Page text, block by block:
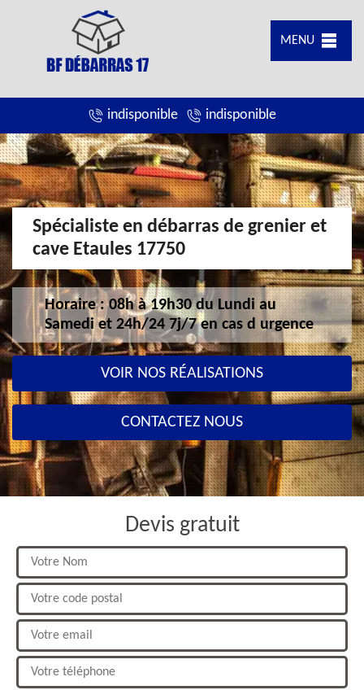
MENU
indisponible indisponible
Spécialiste en débarras de grenier et
cave Etaules 17750
Horaire : 08h à 19h30 du Lundi au
Samedi et 24h/24 7j/7 en cas d urgence
VOIR NOS RÉALISATIONS
CONTACTEZ NOUS
Devis gratuit